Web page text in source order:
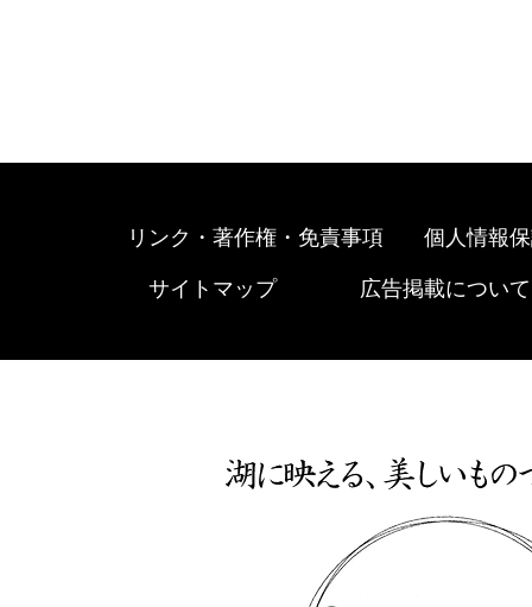
リンク・著作権・免責事項 個人情報
サイトマップ 広告掲載について